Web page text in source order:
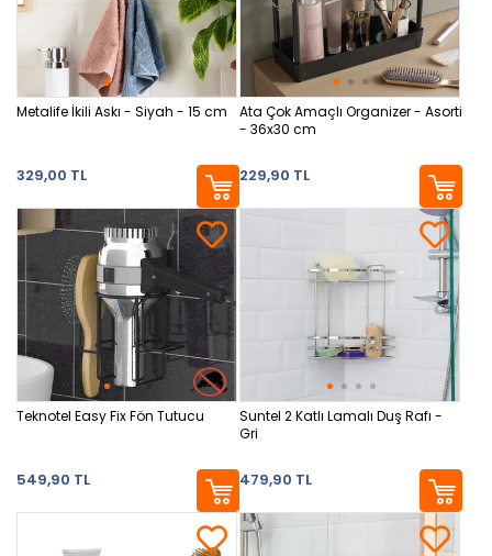
Metalife İkili Askı - Siyah - 15 cm
329,00 TL
Ata Çok Amaçlı Organizer - Asorti
- 36x30 cm
229,90 TL
Teknotel Easy Fix Fön Tutucu
549,90 TL
Suntel 2 Katlı Lamalı Duş Rafı -
Gri
479,90 TL